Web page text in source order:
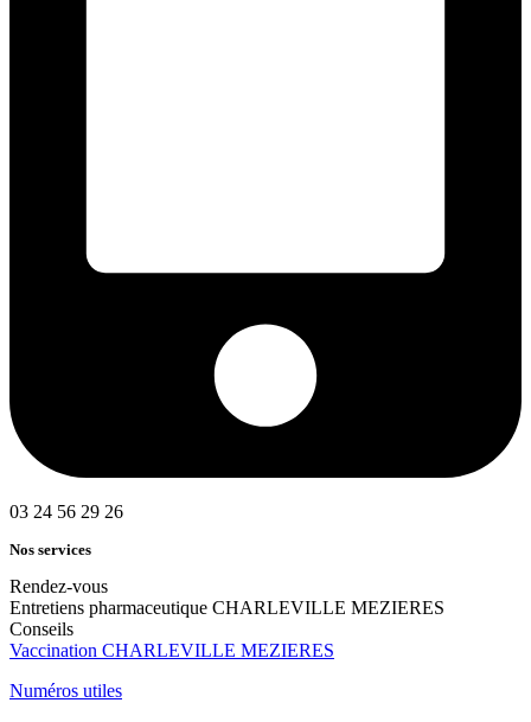
03 24 56 29 26
Nos services
Rendez-vous
Entretiens pharmaceutique CHARLEVILLE MEZIERES
Conseils
Vaccination CHARLEVILLE MEZIERES
Numéros utiles